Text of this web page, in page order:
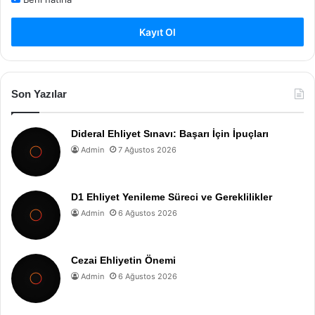
Kayıt Ol
Son Yazılar
Dideral Ehliyet Sınavı: Başarı İçin İpuçları
Admin 7 Ağustos 2026
D1 Ehliyet Yenileme Süreci ve Gereklilikler
Admin 6 Ağustos 2026
Cezai Ehliyetin Önemi
Admin 6 Ağustos 2026